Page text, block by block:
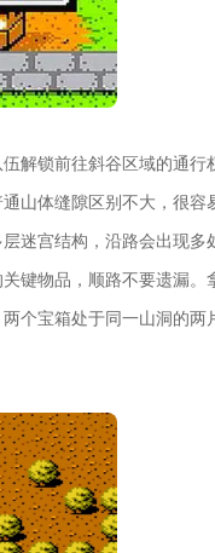
解锁前往斜谷区域的通行
山体缝隙区别不大，很容
迷宫结构，沿路会出现多
键物品，顺路不要遗漏。
个宝箱处于同一山洞的两